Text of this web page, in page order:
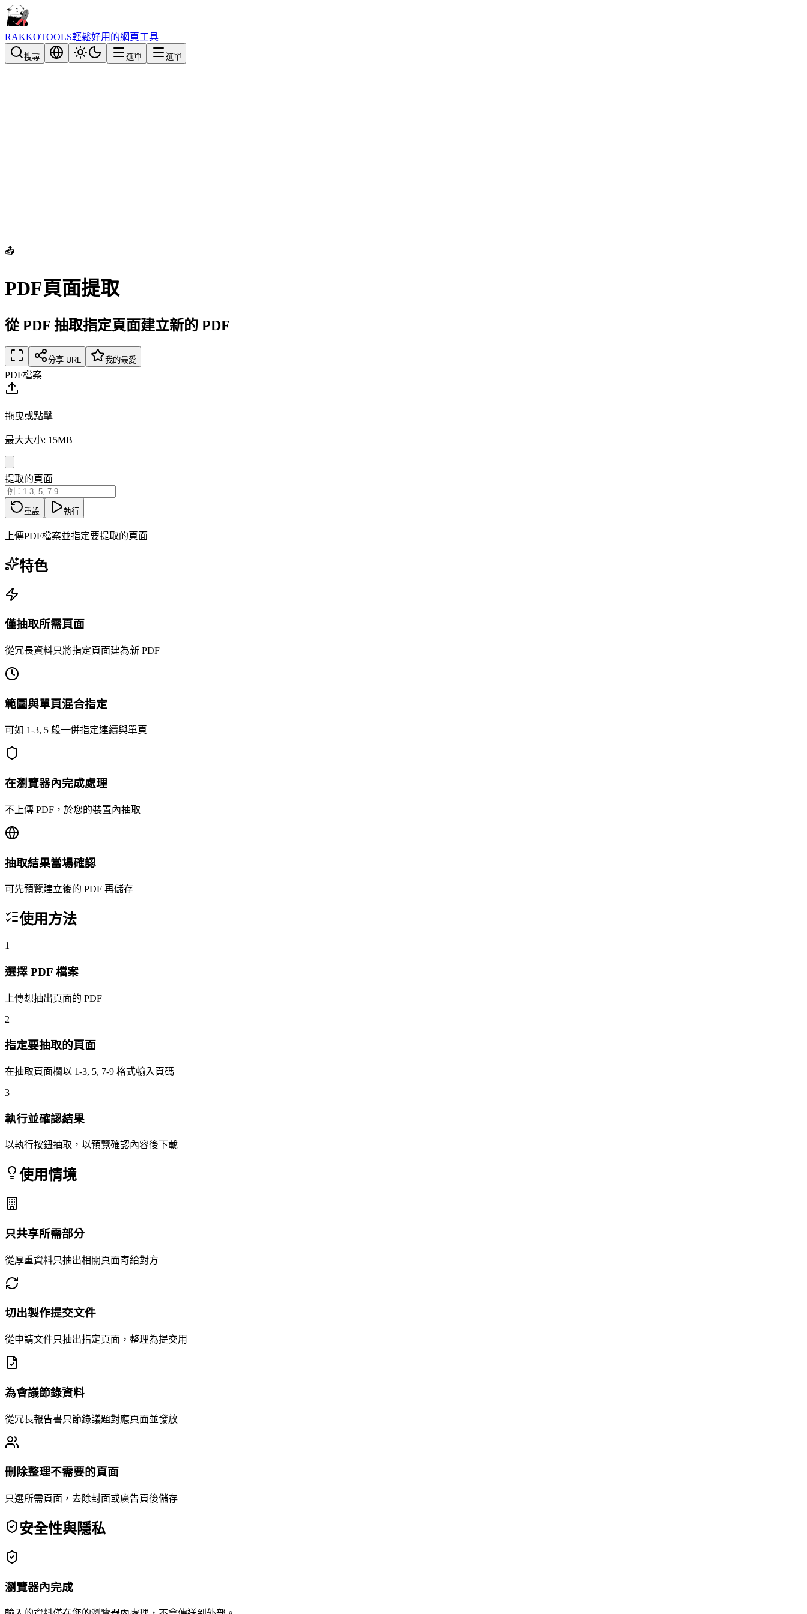
RAKKOTOOLS輕鬆好用的網頁工具
搜尋 選單 選單
📤
PDF頁面提取
從 PDF 抽取指定頁面建立新的 PDF
分享 URL 我的最愛
PDF檔案
拖曳或點擊
最大大小: 15MB
提取的頁面
重設 執行
上傳PDF檔案並指定要提取的頁面
特色
僅抽取所需頁面
從冗長資料只將指定頁面建為新 PDF
範圍與單頁混合指定
可如 1-3, 5 般一併指定連續與單頁
在瀏覽器內完成處理
不上傳 PDF，於您的裝置內抽取
抽取結果當場確認
可先預覽建立後的 PDF 再儲存
使用方法
1
選擇 PDF 檔案
上傳想抽出頁面的 PDF
2
指定要抽取的頁面
在抽取頁面欄以 1-3, 5, 7-9 格式輸入頁碼
3
執行並確認結果
以執行按鈕抽取，以預覽確認內容後下載
使用情境
只共享所需部分
從厚重資料只抽出相關頁面寄給對方
切出製作提交文件
從申請文件只抽出指定頁面，整理為提交用
為會議節錄資料
從冗長報告書只節錄議題對應頁面並發放
刪除整理不需要的頁面
只選所需頁面，去除封面或廣告頁後儲存
安全性與隱私
瀏覽器內完成